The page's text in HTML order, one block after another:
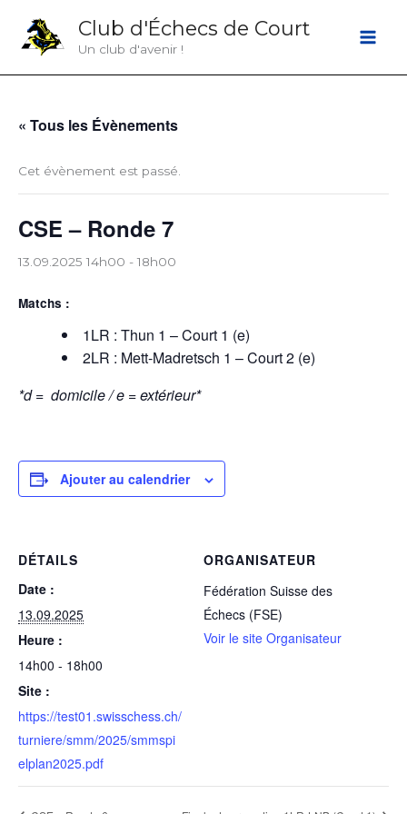
contenu
Club d'Échecs de Court
Un club d'avenir !
« Tous les Évènements
Cet évènement est passé.
CSE – Ronde 7
13.09.2025 14h00 -18h00
Matchs :
1LR : Thun 1 – Court 1 (e)
2LR : Mett-Madretsch 1 – Court 2 (e)
*d = domicile / e = extérieur*
Ajouter au calendrier
DÉTAILS
Date :
13.09.2025
Heure :
14h00 - 18h00
Site :
https://test01.swisschess.ch/
turniere/smm/2025/smmspi
elplan2025.pdf
ORGANISATEUR
Fédération Suisse des
Échecs (FSE)
Voir le site Organisateur